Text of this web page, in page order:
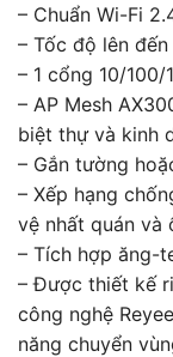
– Chuẩn Wi-Fi
– Tốc độ lên
– 1 cổng 10/100/
– AP Mesh
biệt thự và kinh
– Gắn tường
– Xếp hạng
vệ nhất quán và
– Tích hợp ăng-
– Được thiết kế
công nghệ
năng chuyển